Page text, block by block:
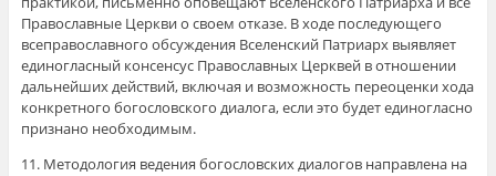
Православные Церкви о своем отказе. В ходе последующего
всеправославного обсуждения Вселенский Патриарх выявляет
единогласный консенсус Православных Церквей в отношении
дальнейших действий, включая и возможность переоценки хода
конкретного богословского диалога, если это будет единогласно
признано необходимым.
11. Методология ведения богословских диалогов направлена на